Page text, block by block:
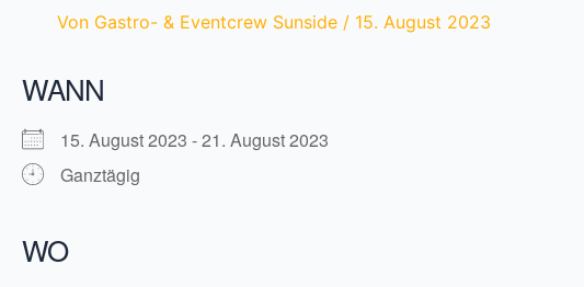
Von Gastro- & Eventcrew Sunside / 15. August 2023
WANN
15. August 2023 - 21. August 2023
Ganztägig
WO